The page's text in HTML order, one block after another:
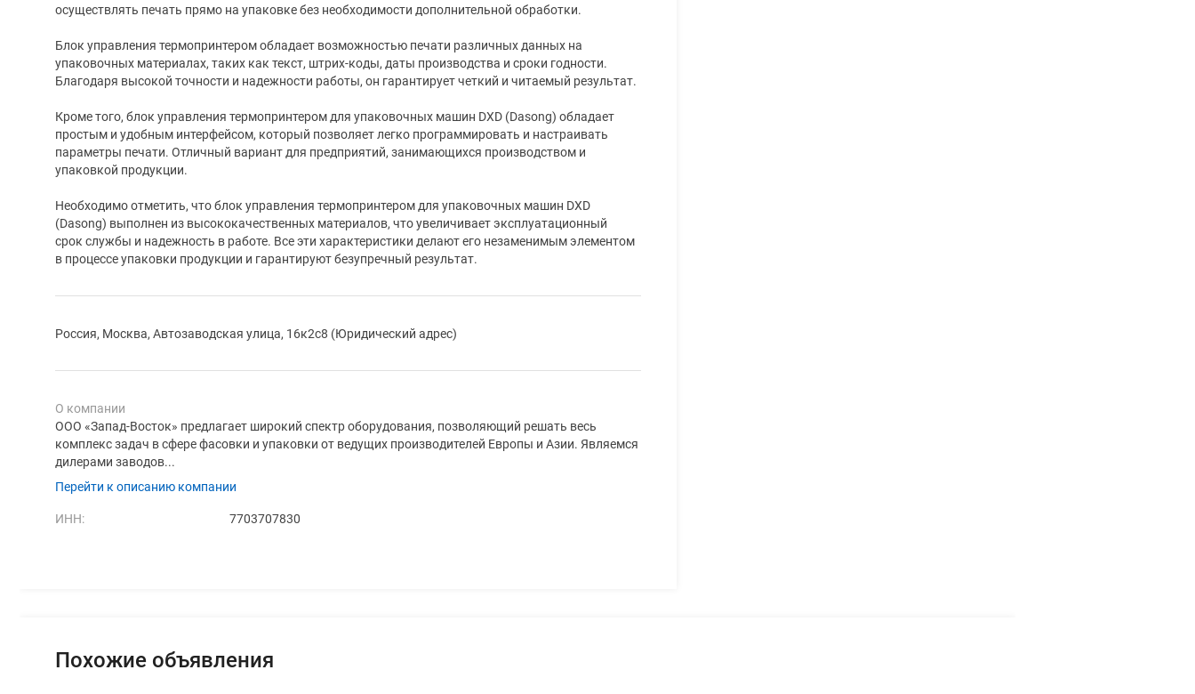
осуществлять печать прямо на упаковке без необходимости дополнительной обработки.
Блок управления термопринтером обладает возможностью печати различных данных на
упаковочных материалах, таких как текст, штрих-коды, даты производства и сроки годности.
Благодаря высокой точности и надежности работы, он гарантирует четкий и читаемый результат.
Кроме того, блок управления термопринтером для упаковочных машин DXD (Dasong) обладает
простым и удобным интерфейсом, который позволяет легко программировать и настраивать
параметры печати. Отличный вариант для предприятий, занимающихся производством и
упаковкой продукции.
Необходимо отметить, что блок управления термопринтером для упаковочных машин DXD
(Dasong) выполнен из высококачественных материалов, что увеличивает эксплуатационный
срок службы и надежность в работе. Все эти характеристики делают его незаменимым элементом
в процессе упаковки продукции и гарантируют безупречный результат.
Россия, Москва, Автозаводская улица, 16к2с8 (Юридический адрес)
О компании
ООО «Запад-Восток» предлагает широкий спектр оборудования, позволяющий решать весь
комплекс задач в сфере фасовки и упаковки от ведущих производителей Европы и Азии. Являемся
дилерами заводов...
Перейти к описанию компании
ИНН: 7703707830
Похожие объявления